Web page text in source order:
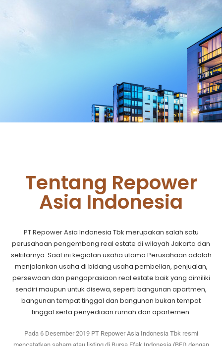
UsTentang Repower
Asia Indonesia
PT Repower Asia Indonesia Tbk merupakan salah satu
perusahaan pengembang real estate di wilayah Jakarta dan
sekitarnya. Saat ini kegiatan usaha utama Perusahaan adalah
menjalankan usaha di bidang usaha pembelian, penjualan,
persewaan dan pengoprasiaon real estate baik yang dimiliki
sendiri maupun untuk disewa, seperti bangunan apartmen,
bangunan tempat tinggal dan bangunan bukan tempat
tinggal serta penyediaan rumah dan apartemen.
Pada 6 Desember 2019 PT Repower Asia Indonesia Tbk resmi